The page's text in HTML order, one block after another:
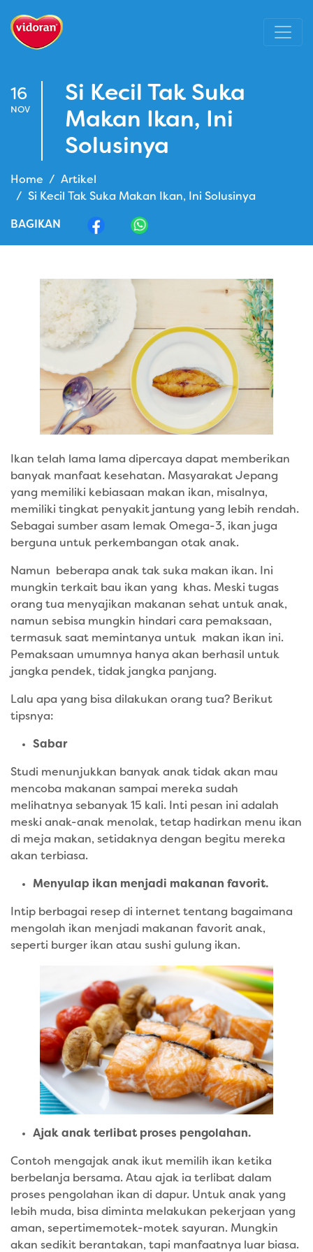
16
NOV
Si Kecil Tak Suka
Makan Ikan, Ini
Solusinya
Home
Artikel
Si Kecil Tak Suka Makan Ikan, Ini Solusinya
BAGIKAN
Ikan telah lama lama dipercaya dapat memberikan
banyak manfaat kesehatan. Masyarakat Jepang
yang memiliki kebiasaan makan ikan, misalnya,
memiliki tingkat penyakit jantung yang lebih rendah.
Sebagai sumber asam lemak Omega-3, ikan juga
berguna untuk perkembangan otak anak.
Namun beberapa anak tak suka makan ikan. Ini
mungkin terkait bau ikan yang khas. Meski tugas
orang tua menyajikan makanan sehat untuk anak,
namun sebisa mungkin hindari cara pemaksaan,
termasuk saat memintanya untuk makan ikan ini.
Pemaksaan umumnya hanya akan berhasil untuk
jangka pendek, tidak jangka panjang.
Lalu apa yang bisa dilakukan orang tua? Berikut
tipsnya:
Sabar
Studi menunjukkan banyak anak tidak akan mau
mencoba makanan sampai mereka sudah
melihatnya sebanyak 15 kali. Inti pesan ini adalah
meski anak-anak menolak, tetap hadirkan menu ikan
di meja makan, setidaknya dengan begitu mereka
akan terbiasa.
Menyulap ikan menjadi makanan favorit.
Intip berbagai resep di internet tentang bagaimana
mengolah ikan menjadi makanan favorit anak,
seperti burger ikan atau sushi gulung ikan.
Ajak anak terlibat proses pengolahan.
Contoh mengajak anak ikut memilih ikan ketika
berbelanja bersama. Atau ajak ia terlibat dalam
proses pengolahan ikan di dapur. Untuk anak yang
lebih muda, bisa diminta melakukan pekerjaan yang
aman, sepertimemotek-motek sayuran. Mungkin
akan sedikit berantakan, tapi manfaatnya luar biasa.